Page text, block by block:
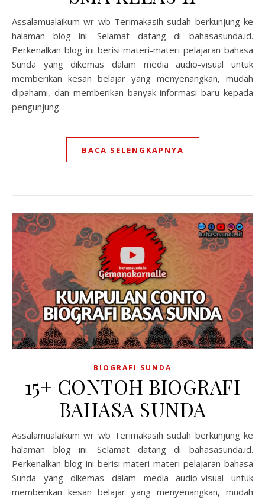
Assalamualaikum wr wb Terimakasih sudah berkunjung ke
halaman blog ini. Selamat datang di bahasasunda.id.
Perkenalkan blog ini berisi materi-materi pelajaran bahasa
Sunda yang dikemas dalam media audio-visual untuk
memberikan kesan belajar yang menyenangkan, mudah
dipahami, dan memberikan banyak informasi baru kepada
pengunjung.
BACA SELENGKAPNYA
BIOGRAFI SUNDA
15+ CONTOH BIOGRAFI
BAHASA SUNDA
Assalamualaikum wr wb Terimakasih sudah berkunjung ke
halaman blog ini. Selamat datang di bahasasunda.id.
Perkenalkan blog ini berisi materi-materi pelajaran bahasa
Sunda yang dikemas dalam media audio-visual untuk
memberikan kesan belajar yang menyenangkan, mudah